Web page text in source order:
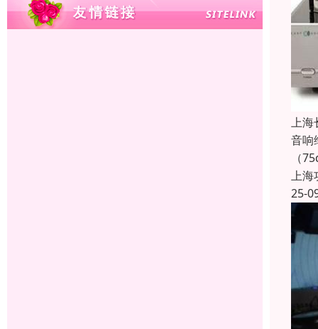
上海
音响
（
上海
25-